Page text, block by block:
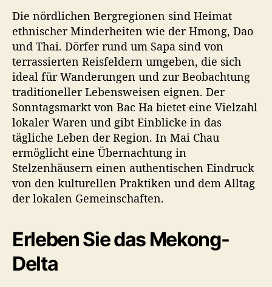
Die nördlichen Bergregionen sind Heimat
ethnischer Minderheiten wie der Hmong, Dao
und Thai. Dörfer rund um Sapa sind von
terrassierten Reisfeldern umgeben, die sich
ideal für Wanderungen und zur Beobachtung
traditioneller Lebensweisen eignen. Der
Sonntagsmarkt von Bac Ha bietet eine Vielzahl
lokaler Waren und gibt Einblicke in das
tägliche Leben der Region. In Mai Chau
ermöglicht eine Übernachtung in
Stelzenhäusern einen authentischen Eindruck
von den kulturellen Praktiken und dem Alltag
der lokalen Gemeinschaften.
Erleben Sie das Mekong-
Delta